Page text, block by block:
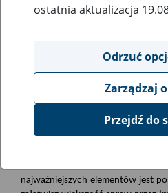
Szkolenia
Obszar merytoryczny
obsługa klientów
Opis wydarzenia
Platforma Usług Elektronicznych
najważniejszych elementów jest
ostatnia aktualizacja
Odrzuć
Zarządzaj
Przejdź do